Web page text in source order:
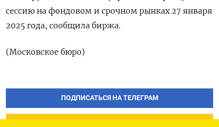
сессию на фондовом и срочном рынках 27 января
2025 года, сообщила биржа.
(Московское бюро)
ПОДПИСАТЬСЯ НА ТЕЛЕГРАМ